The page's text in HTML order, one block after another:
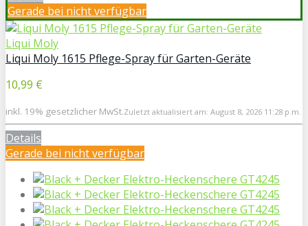
Gerade bei nicht verfügbar
Liqui Moly
Liqui Moly 1615 Pflege-Spray für Garten-Geräte
10,99 €
inkl. 19% gesetzlicher MwSt.Zuletzt aktualisiert am: August 8, 2026 11:28 p.m.
Details
Gerade bei nicht verfügbar